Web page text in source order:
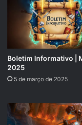
https://
COMPARTILHE!
Se você gostou
esqueça de
Nosso site éhttps://
Boletim Informativo |
2025
5 de março de 2025